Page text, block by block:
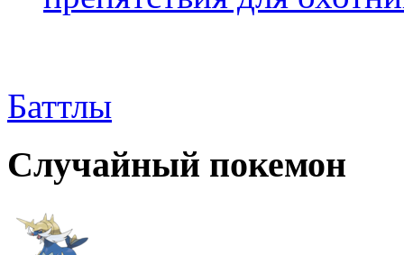
Баттлы
Случайный покемон